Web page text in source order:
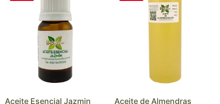
Aceite Esencial Jazmin Aceite de Almendras